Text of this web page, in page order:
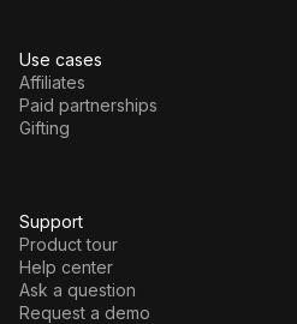
Use cases
Affiliates
Paid partnerships
Gifting
Support
Product tour
Help center
Ask a question
Request a demo